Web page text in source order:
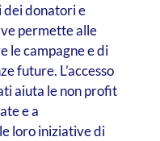
donatori e
permette alle
le campagne e di
future. L’accesso
aiuta le non profit
e a
loro iniziative di